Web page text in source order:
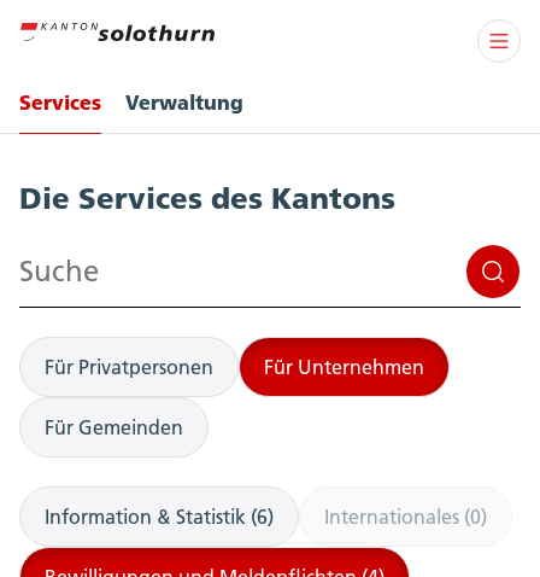
Services Verwaltung
Die Services des Kantons
Suchen
Für Privatpersonen Für Unternehmen
Für Gemeinden
Information & Statistik (6) Internationales (0)